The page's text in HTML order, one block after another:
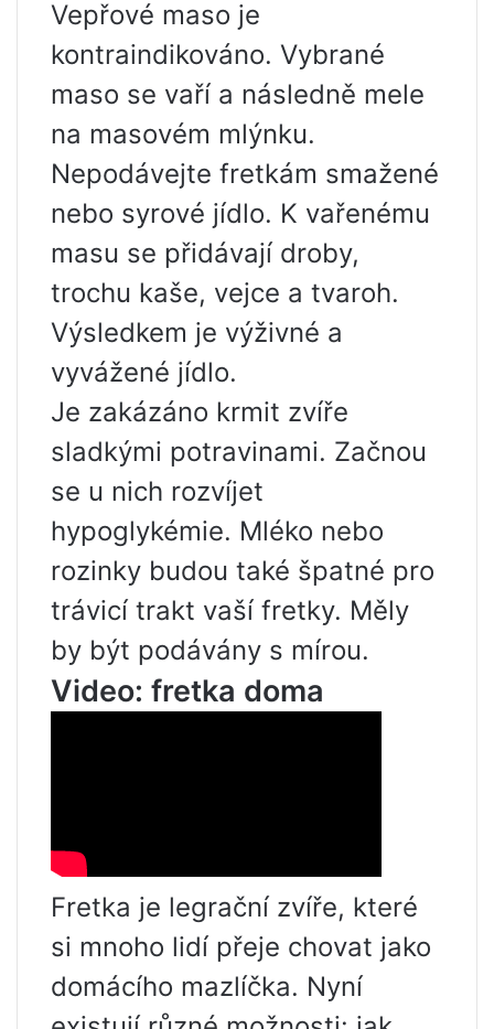
Vepřové maso je
kontraindikováno. Vybrané
maso se vaří a následně mele
na masovém mlýnku.
Nepodávejte fretkám smažené
nebo syrové jídlo. K vařenému
masu se přidávají droby,
trochu kaše, vejce a tvaroh.
Výsledkem je výživné a
vyvážené jídlo.
Je zakázáno krmit zvíře
sladkými potravinami. Začnou
se u nich rozvíjet
hypoglykémie. Mléko nebo
rozinky budou také špatné pro
trávicí trakt vaší fretky. Měly
by být podávány s mírou.
Video: fretka doma
Fretka je legrační zvíře, které
si mnoho lidí přeje chovat jako
domácího mazlíčka. Nyní